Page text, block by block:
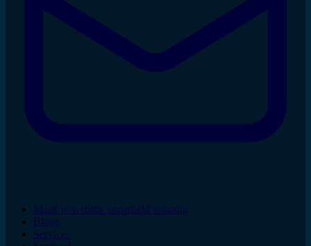
Maak je website superheld waardig
Blogs
Services